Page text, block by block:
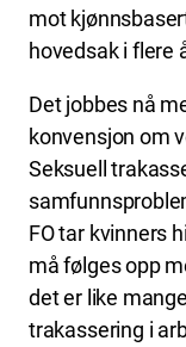
mot
hovedsak i flere
Det jobbes nå
konvensjon om
Seksuell
FO tar kvinners
må følges opp
det er like
trakassering i